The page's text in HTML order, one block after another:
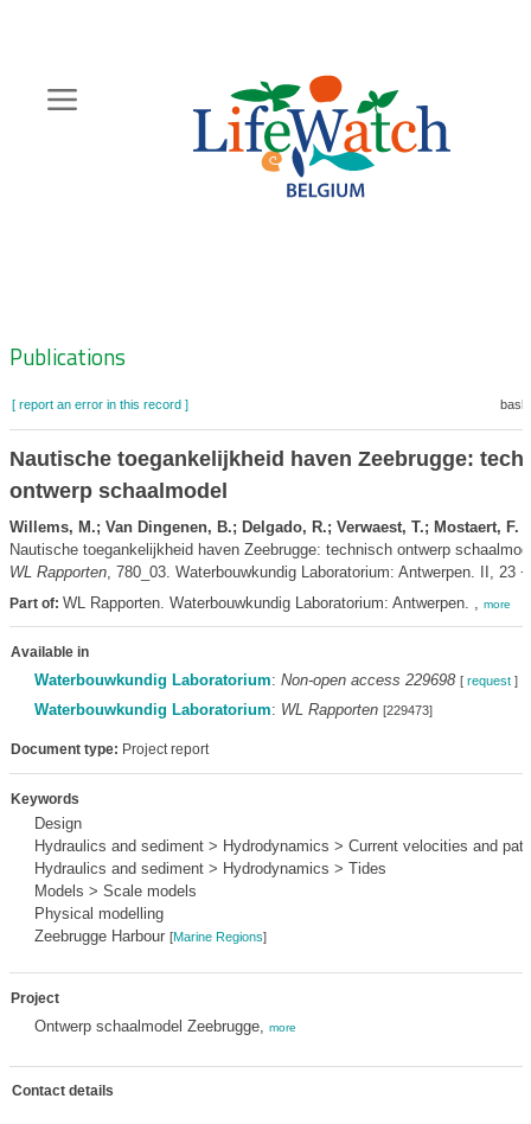
content
Zoeknavigatie
Publications
[ report an error in this record ]
Nautische toegankelijkheid haven Zeebrugge:
ontwerp schaalmodel
Willems, M.; Van Dingenen, B.; Delgado, R.; Verwaest, T.; Mostaert, F.
Nautische toegankelijkheid haven Zeebrugge: technisch ontwerp
WL Rapporten, 780_03. Waterbouwkundig Laboratorium: Antwerpen. II, 23
Part of: WL Rapporten. Waterbouwkundig Laboratorium: Antwerpen. , more
Available in
Waterbouwkundig Laboratorium: Non-open access 229698 [ request]
Waterbouwkundig Laboratorium: WL Rapporten [229473]
Document type: Project report
Keywords
Design
Hydraulics and sediment > Hydrodynamics > Current velocities and
Hydraulics and sediment > Hydrodynamics > Tides
Models > Scale models
Physical modelling
Zeebrugge Harbour [Marine Regions]
Project
Ontwerp schaalmodel Zeebrugge, more
Contact details